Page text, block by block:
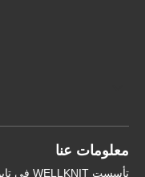
معلومات عنا